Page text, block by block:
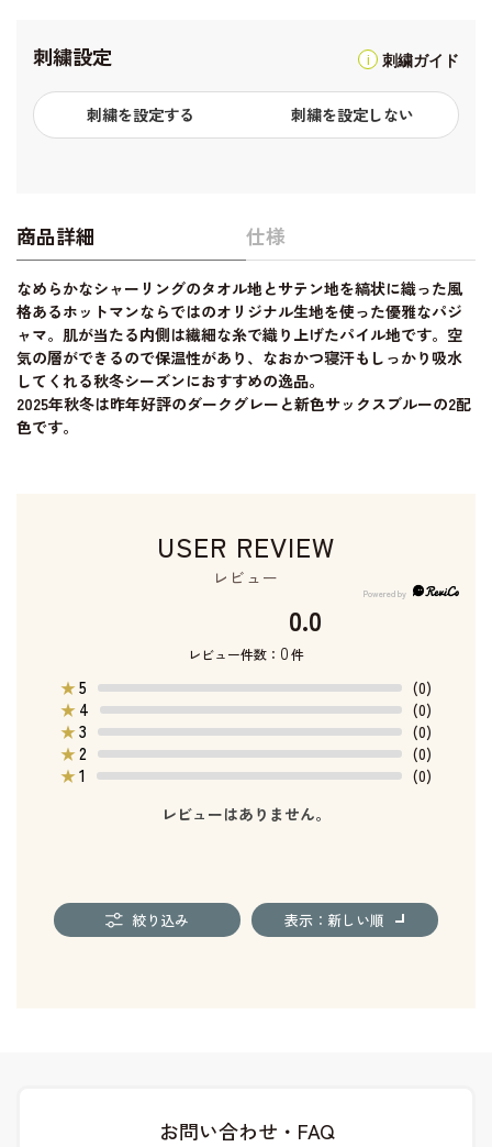
刺繍設定 刺繍ガイド
刺繍を設定する 刺繍を設定しない
商品詳細 仕様
なめらかなシャーリングのタオル地とサテン地を縞状に織った風
格あるホットマンならではのオリジナル生地を使った優雅なパジ
ャマ。肌が当たる内側は繊細な糸で織り上げたパイル地です。空
気の層ができるので保温性があり、なおかつ寝汗もしっかり吸水
してくれる秋冬シーズンにおすすめの逸品。
2025年秋冬は昨年好評のダークグレーと新色サックスブルーの2配
色です。
USER REVIEW
レビュー
0.0
レビュー件数： 0件
★5
(0)
★ 4
(0)
★3
(0)
★2
(0)
★1
(0)
レビューはありません。
絞り込み 表示：新しい順
お問い合わせ・FAQ